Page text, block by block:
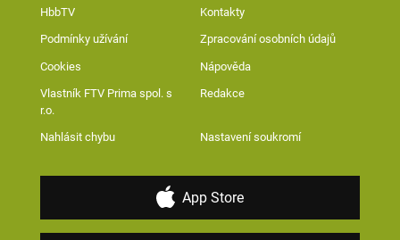
HbbTV Kontakty
Podmínky užívání Zpracování osobních údajů
Cookies Nápověda
Vlastník FTV Prima spol. s
r.o.
Redakce
Nahlásit chybu Nastavení soukromí
App Store